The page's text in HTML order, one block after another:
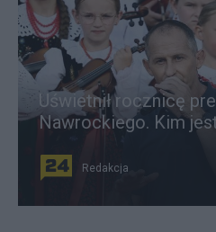
Uświetnił rocznicę
Nawrockiego. Kim
Redakcja